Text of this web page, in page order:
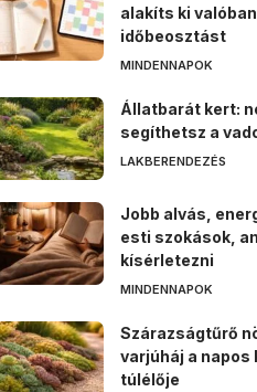
alakíts ki
időbeosztást
MINDENNAPOK
Állatbarát kert:
segíthetsz a
LAKBERENDEZÉS
Jobb alvás,
esti szokások,
kísérletezni
MINDENNAPOK
Szárazságtűrő
varjúháj a napos
túlélője